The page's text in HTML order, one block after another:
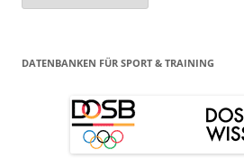
DATENBANKEN FÜR SPORT & TRAINING